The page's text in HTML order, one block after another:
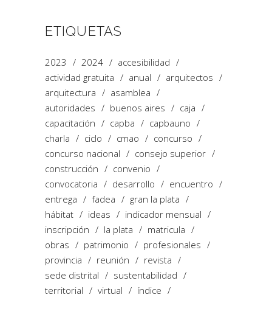
ETIQUETAS
2023 2024
accesibilidad
actividad gratuita
anual
arquitectos
arquitectura
asamblea
autoridades
buenos aires
caja
capacitación
capba
capbauno
charla
ciclo cmao
concurso
concurso nacional
consejo superior
construcción
convenio
convocatoria
desarrollo
encuentro
entrega
fadea
gran la plata
hábitat
ideas
indicador mensual
inscripción
la plata
matricula
obras
patrimonio
profesionales
provincia
reunión
revista
sede distrital
sustentabilidad
territorial
virtual índice